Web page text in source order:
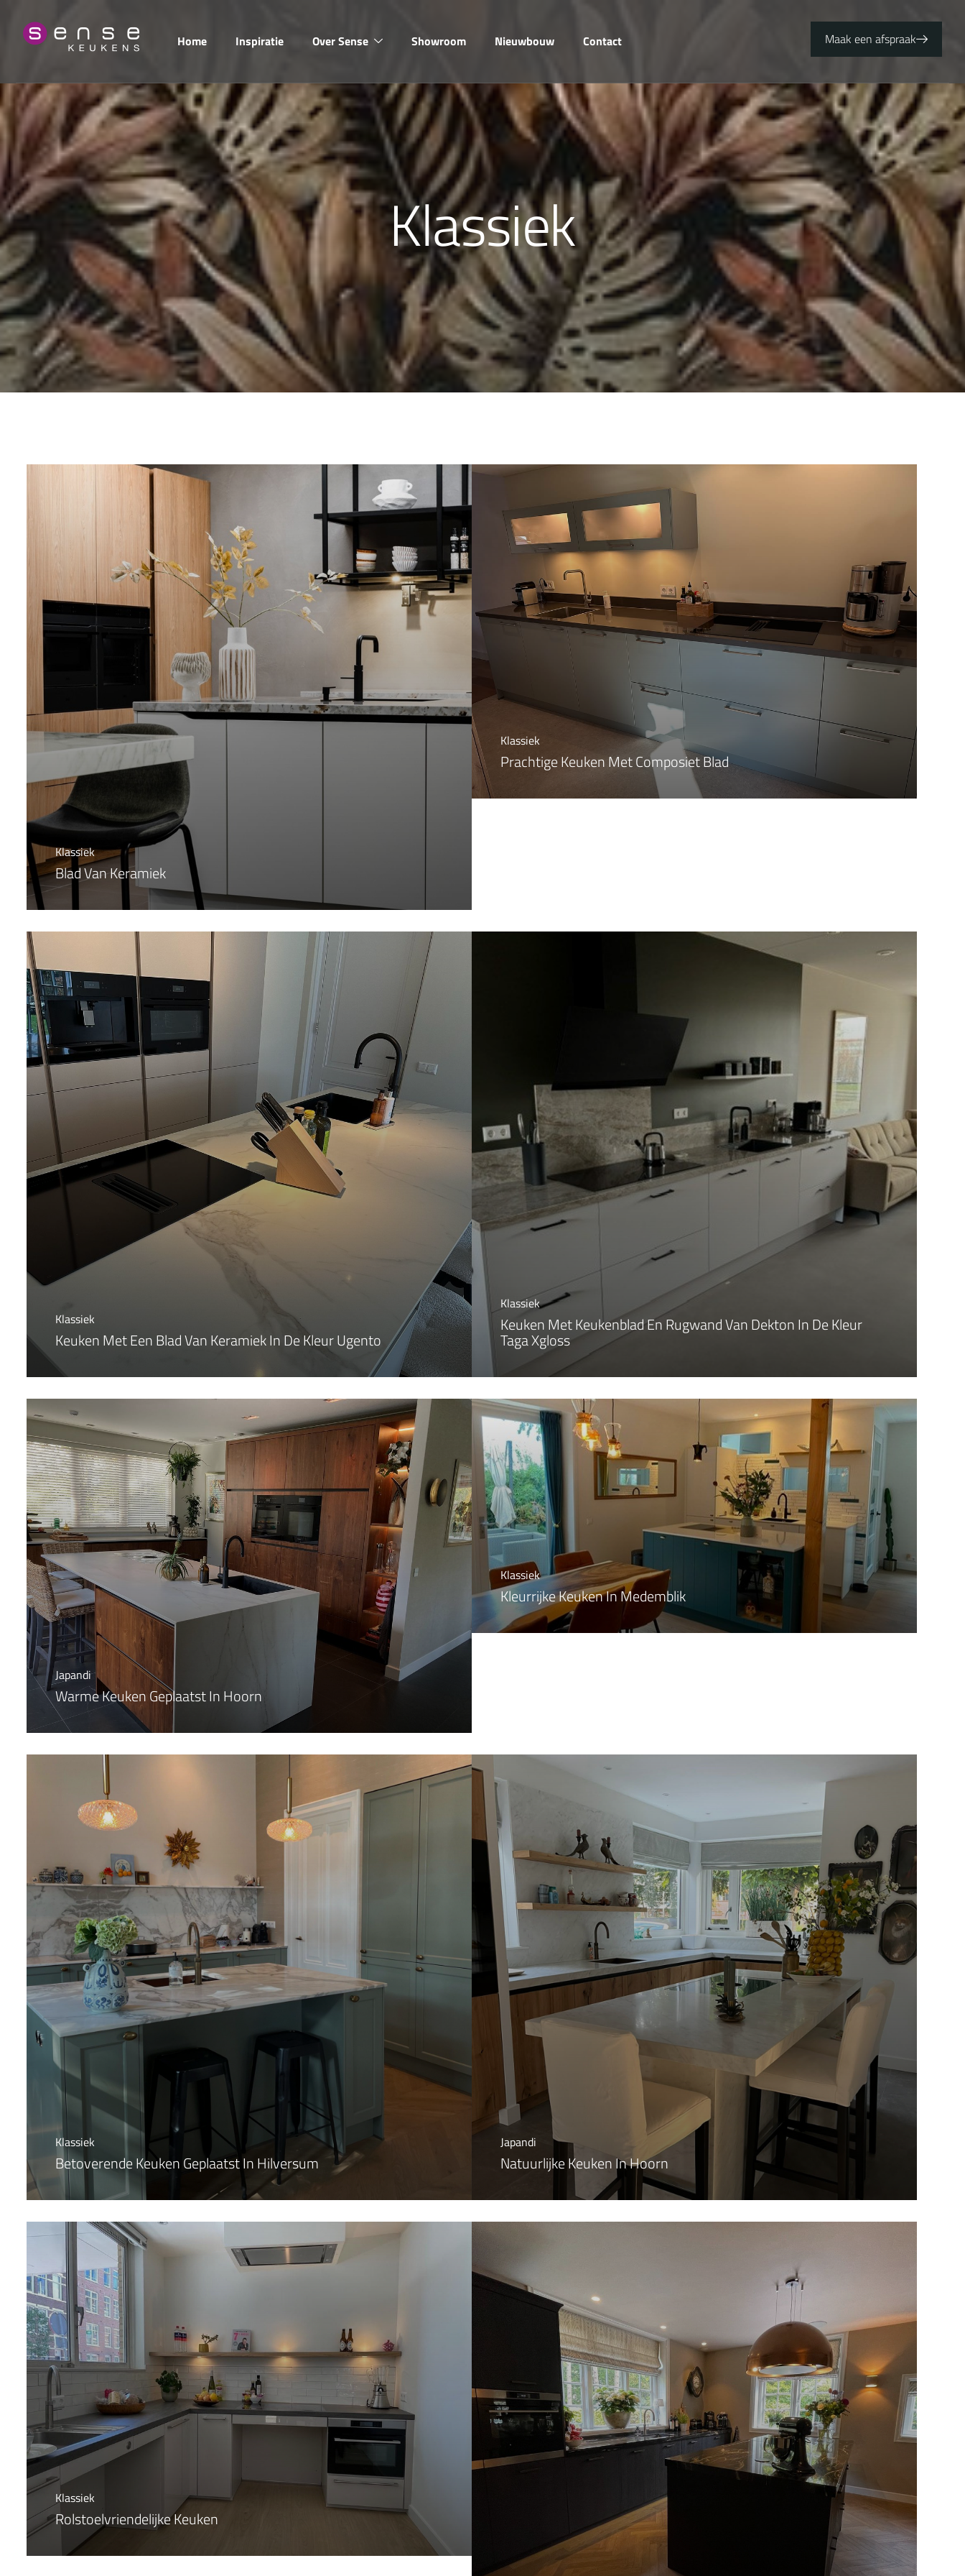
Home Inspiratie Over Sense Showroom Nieuwbouw Contact Maak een afspraak
Klassiek
Klassiek
Blad Van Keramiek
Klassiek
Prachtige Keuken Met Composiet Blad
Klassiek
Keuken Met Een Blad Van Keramiek In De Kleur Ugento
Klassiek
Keuken Met Keukenblad En Rugwand Van Dekton In De Kleur
Taga Xgloss
Japandi
Warme Keuken Geplaatst In Hoorn
Klassiek
Kleurrijke Keuken In Medemblik
Klassiek
Betoverende Keuken Geplaatst In Hilversum
Japandi
Natuurlijke Keuken In Hoorn
Klassiek
Rolstoelvriendelijke Keuken